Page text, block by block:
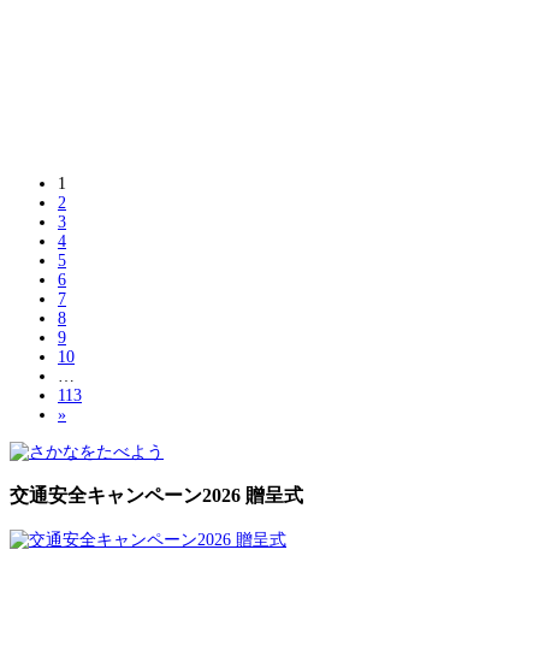
1
2
3
4
5
6
7
8
9
10
113
»
交通安全キャンペーン2026 贈呈式